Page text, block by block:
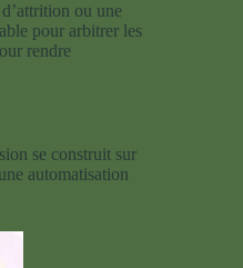
ou une
pour arbitrer les
rendre
se construit sur
automatisation